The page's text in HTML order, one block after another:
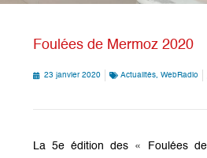
Foulées de Mermoz 2020
23 janvier 2020 Actualités,WebRadio
La 5e édition des « Foulées